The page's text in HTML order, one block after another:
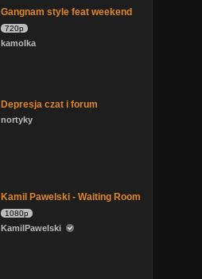
Gangnam style feat weekend
720p
kamolka
Depresja czat i forum
nortyky
Kamil Pawelski - Waiting Room
1080p
KamilPawelski